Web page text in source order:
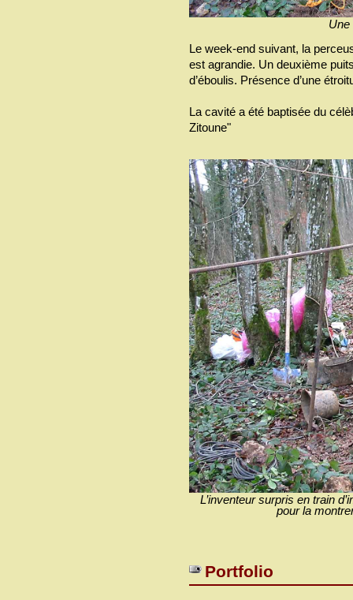
Une
Le week-end suivant, la
est agrandie. Un deuxième
d’éboulis. Présence d’une
La cavité a été baptisée du
Zitoune"
L’inventeur surpris en train
pour la
Portfolio